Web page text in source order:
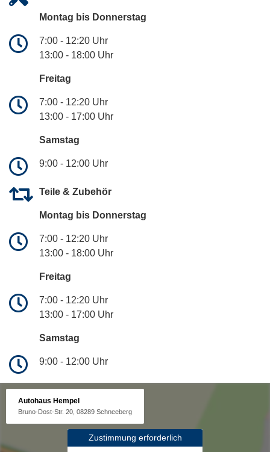
Montag bis Donnerstag
7:00 - 12:20 Uhr
13:00 - 18:00 Uhr
Freitag
7:00 - 12:20 Uhr
13:00 - 17:00 Uhr
Samstag
9:00 - 12:00 Uhr
Teile & Zubehör
Montag bis Donnerstag
7:00 - 12:20 Uhr
13:00 - 18:00 Uhr
Freitag
7:00 - 12:20 Uhr
13:00 - 17:00 Uhr
Samstag
9:00 - 12:00 Uhr
Autohaus Hempel
Bruno-Dost-Str. 20, 08289 Schneeberg
Zustimmung erforderlich